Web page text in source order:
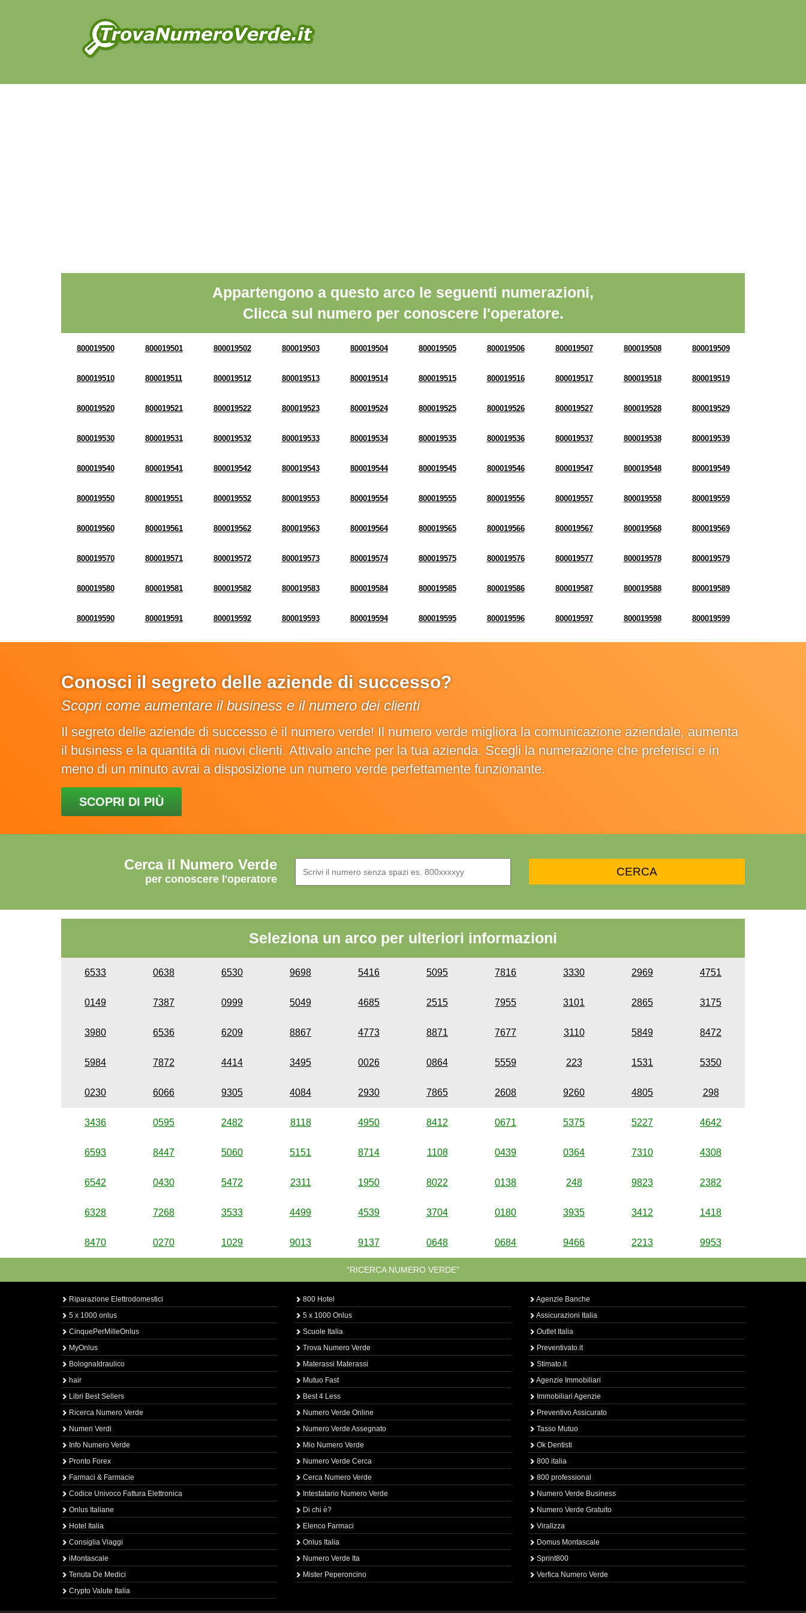
Appartengono a questo arco le seguenti numerazioni,
Clicca sul numero per conoscere l'operatore.
800019500 800019501 800019502 800019503 800019504 800019505 800019506 800019507 800019508 800019509
800019510 800019511 800019512 800019513 800019514 800019515 800019516 800019517 800019518 800019519
800019520 800019521 800019522 800019523 800019524 800019525 800019526 800019527 800019528 800019529
800019530 800019531 800019532 800019533 800019534 800019535 800019536 800019537 800019538 800019539
800019540 800019541 800019542 800019543 800019544 800019545 800019546 800019547 800019548 800019549
800019550 800019551 800019552 800019553 800019554 800019555 800019556 800019557 800019558 800019559
800019560 800019561 800019562 800019563 800019564 800019565 800019566 800019567 800019568 800019569
800019570 800019571 800019572 800019573 800019574 800019575 800019576 800019577 800019578 800019579
800019580 800019581 800019582 800019583 800019584 800019585 800019586 800019587 800019588 800019589
800019590 800019591 800019592 800019593 800019594 800019595 800019596 800019597 800019598 800019599
Conosci il segreto delle aziende di successo?
Scopri come aumentare il business e il numero dei clienti
Il segreto delle aziende di successo è il numero verde! Il numero verde migliora la comunicazione aziendale, aumenta
il business e la quantità di nuovi clienti. Attivalo anche per la tua azienda. Scegli la numerazione che preferisci e in
meno di un minuto avrai a disposizione un numero verde perfettamente funzionante.
SCOPRI DI PIÙ
Cerca il Numero Verde
per conoscere l'operatore
Seleziona un arco per ulteriori informazioni
6533 0638 6530 9698 5416 5095 7816 3330 2969 4751
0149 7387 0999 5049 4685 2515 7955 3101 2865 3175
3980 6536 6209 8867 4773 8871 7677 3110 5849 8472
5984 7872 4414 3495 0026 0864 5559 223 1531 5350
0230 6066 9305 4084 2930 7865 2608 9260 4805 298
3436 0595 2482 8118 4950 8412 0671 5375 5227 4642
6593 8447 5060 5151 8714 1108 0439 0364 7310 4308
6542 0430 5472 2311 1950 8022 0138 248 9823 2382
6328 7268 3533 4499 4539 3704 0180 3935 3412 1418
8470 0270 1029 9013 9137 0648 0684 9466 2213 9953
“RICERCA NUMERO VERDE”
Riparazione Elettrodomestici
5 x 1000 onlus
CinquePerMilleOnlus
MyOnlus
BolognaIdraulico
hair
Libri Best Sellers
Ricerca Numero Verde
Numeri Verdi
Info Numero Verde
Pronto Forex
Farmaci & Farmacie
Codice Univoco Fattura Elettronica
Onlus Italiane
Hotel Italia
Consiglia Viaggi
iMontascale
Tenuta De Medici
Crypto Valute Italia
800 Hotel
5 x 1000 Onlus
Scuole Italia
Trova Numero Verde
Materassi Materassi
Mutuo Fast
Best 4 Less
Numero Verde Online
Numero Verde Assegnato
Mio Numero Verde
Numero Verde Cerca
Cerca Numero Verde
Intestatario Numero Verde
Di chi è?
Elenco Farmaci
Onlus Italia
Numero Verde Ita
Mister Peperoncino
Agenzie Banche
Assicurazioni Italia
Outlet Italia
Preventivato.it
Stimato.it
Agenzie Immobiliari
Immobiliari Agenzie
Preventivo Assicurato
Tasso Mutuo
Ok Dentisti
800 italia
800 professional
Numero Verde Business
Numero Verde Gratuito
Viralizza
Domus Montascale
Sprint800
Verfica Numero Verde